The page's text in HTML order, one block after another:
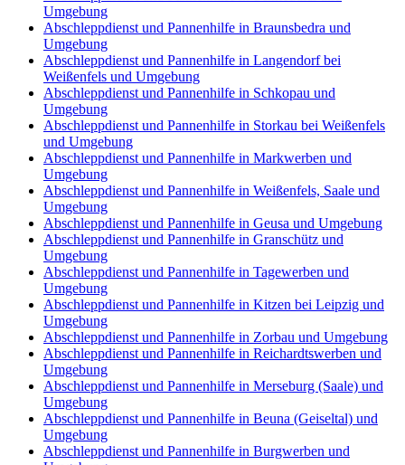
Umgebung
Abschleppdienst und Pannenhilfe in Braunsbedra und
Umgebung
Abschleppdienst und Pannenhilfe in Langendorf bei
Weißenfels und Umgebung
Abschleppdienst und Pannenhilfe in Schkopau und
Umgebung
Abschleppdienst und Pannenhilfe in Storkau bei Weißenfels
und Umgebung
Abschleppdienst und Pannenhilfe in Markwerben und
Umgebung
Abschleppdienst und Pannenhilfe in Weißenfels, Saale und
Umgebung
Abschleppdienst und Pannenhilfe in Geusa und Umgebung
Abschleppdienst und Pannenhilfe in Granschütz und
Umgebung
Abschleppdienst und Pannenhilfe in Tagewerben und
Umgebung
Abschleppdienst und Pannenhilfe in Kitzen bei Leipzig und
Umgebung
Abschleppdienst und Pannenhilfe in Zorbau und Umgebung
Abschleppdienst und Pannenhilfe in Reichardtswerben und
Umgebung
Abschleppdienst und Pannenhilfe in Merseburg (Saale) und
Umgebung
Abschleppdienst und Pannenhilfe in Beuna (Geiseltal) und
Umgebung
Abschleppdienst und Pannenhilfe in Burgwerben und